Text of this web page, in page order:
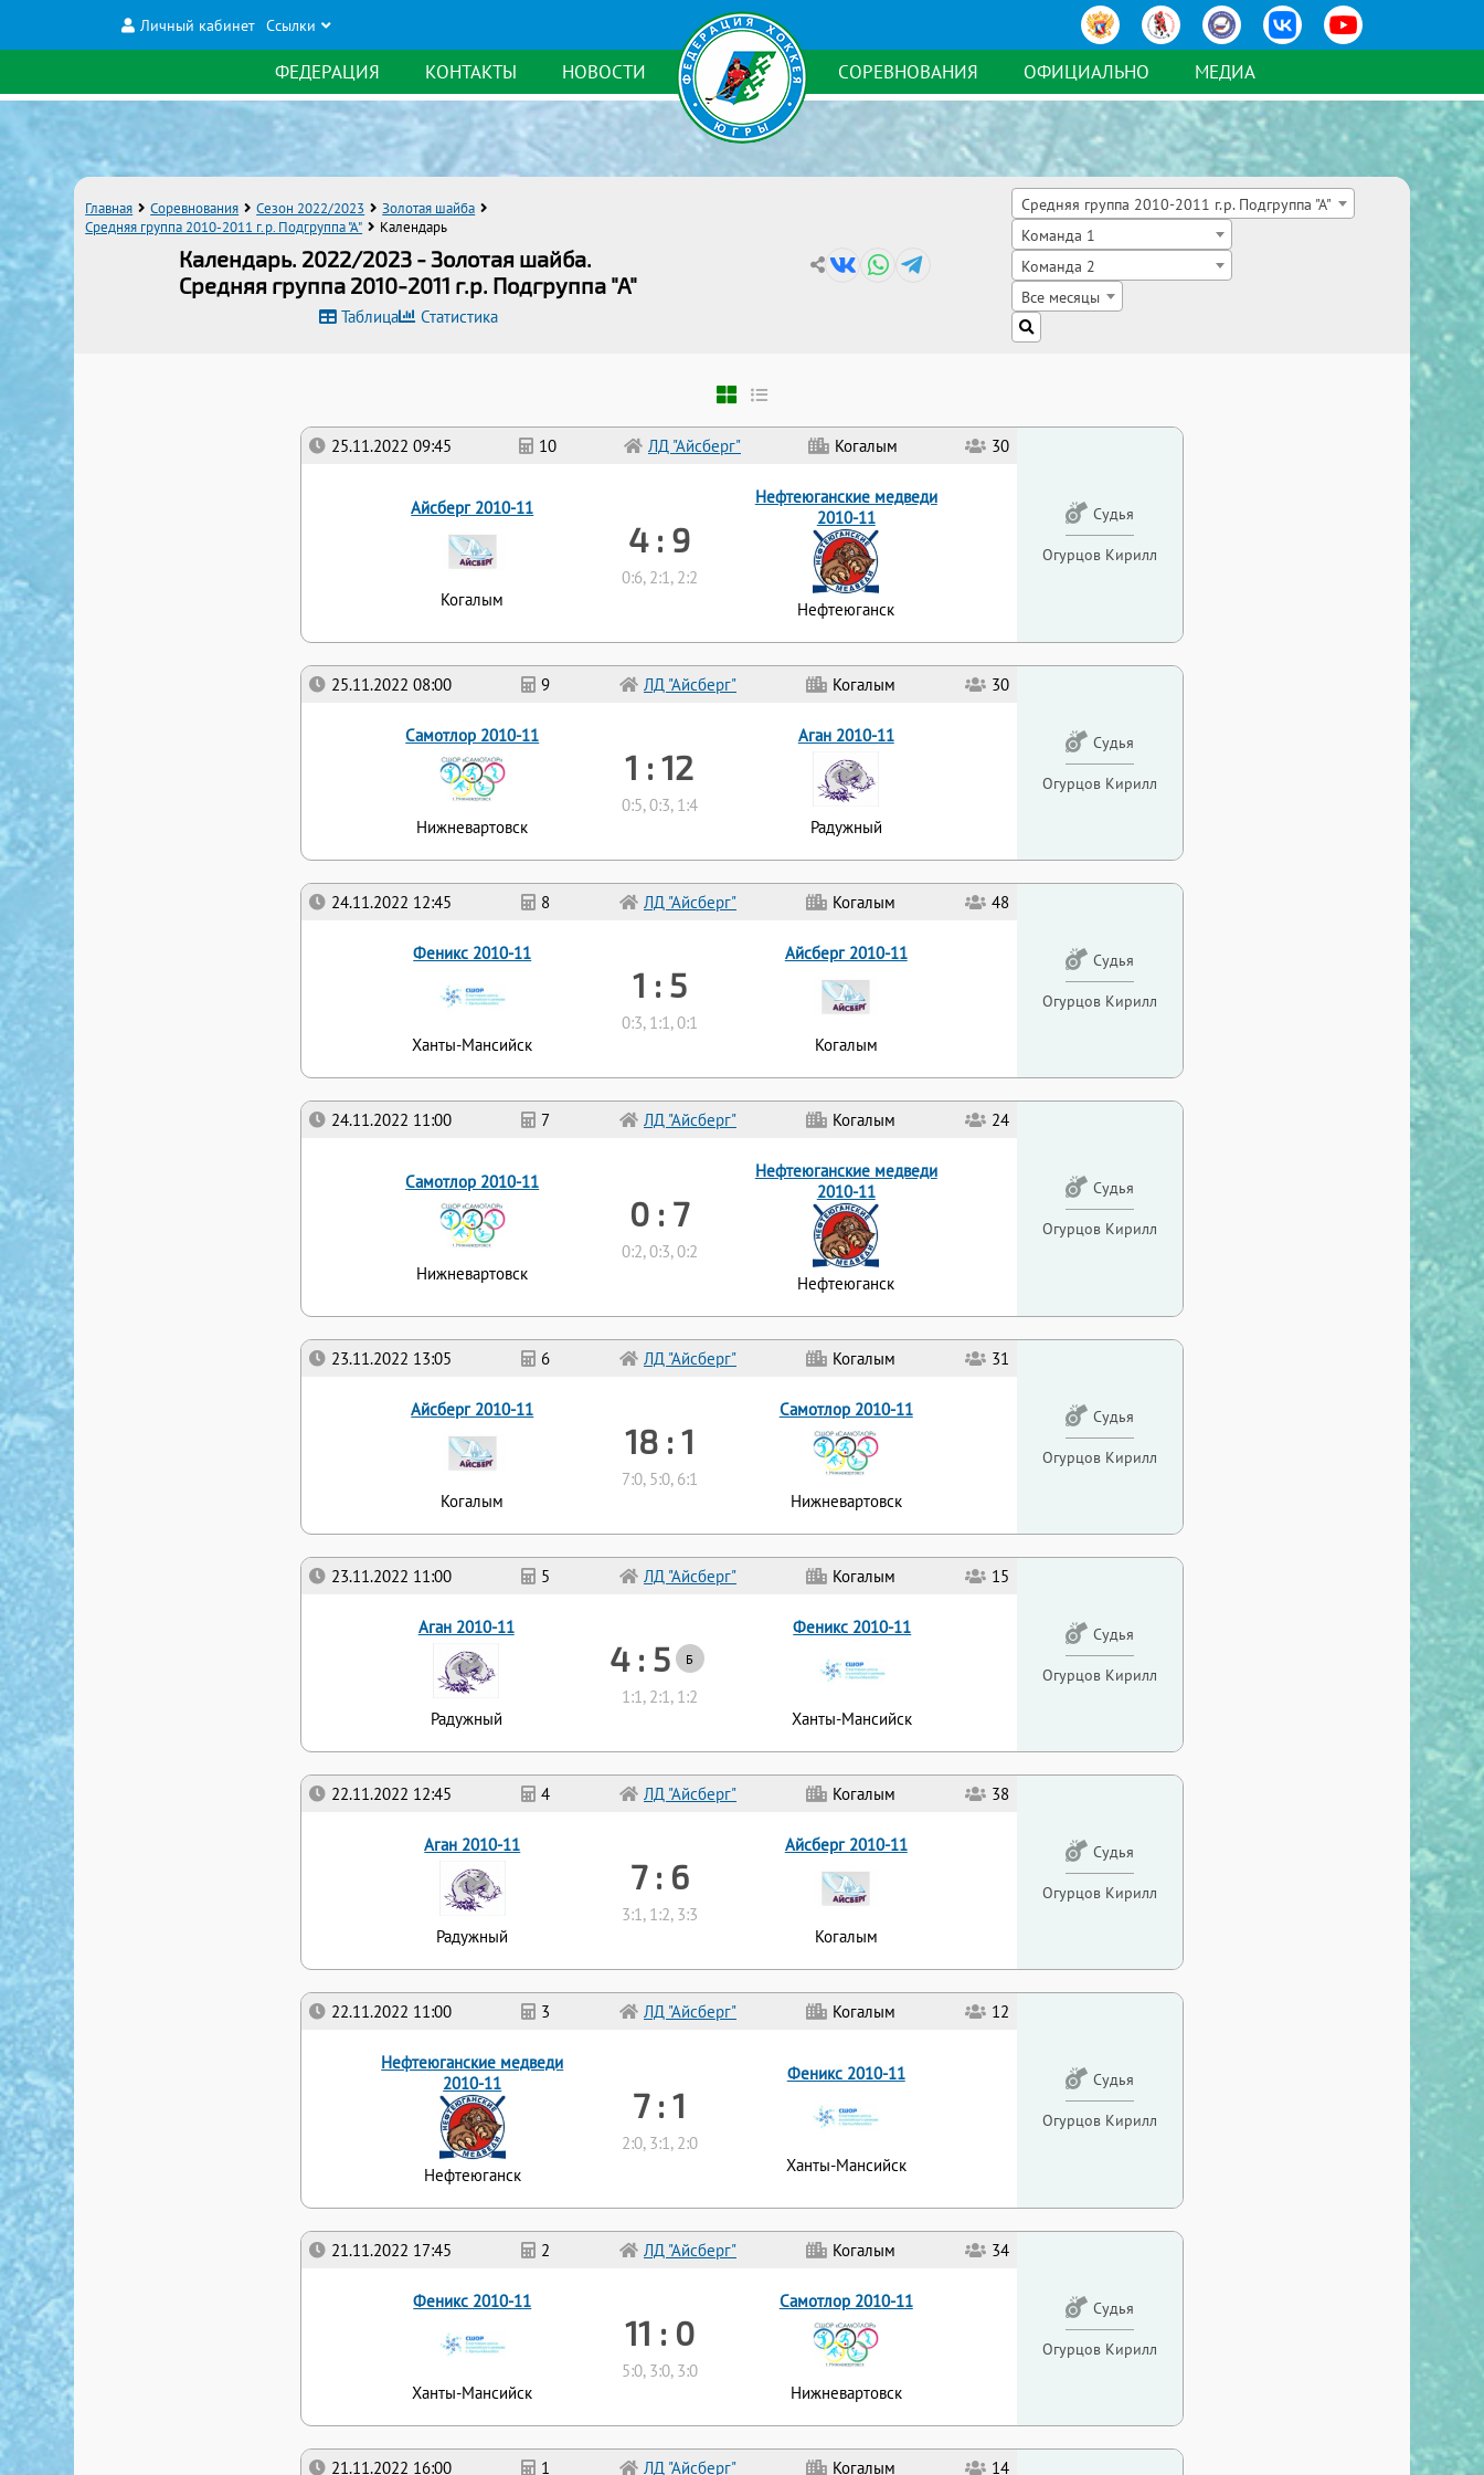
Личный кабинет Ссылки
ФЕДЕРАЦИЯ КОНТАКТЫ НОВОСТИ СОРЕВНОВАНИЯ ОФИЦИАЛЬНО МЕДИА
Главная Соревнования Сезон 2022/2023
Золотая шайба
Средняя группа 2010-2011 г.р. Подгруппа "А"
Календарь
Календарь. 2022/2023 - Золотая шайба.
Средняя группа 2010-2011 г.р. Подгруппа "А"
Таблица Статистика
Средняя группа 2010-2011 г.р. Подгруппа "А"
Команда 1
Команда 2
Все месяцы
21.11.2022 16:00 1 ЛД "Айсберг" Когалым 14
21.11.2022 17:45 2 ЛД "Айсберг" Когалым 34
Феникс 2010-11
Ханты-Мансийск
11 : 0
5:0, 3:0, 3:0
Самотлор 2010-11
Нижневартовск
Судья
Огурцов Кирилл
22.11.2022 11:00 3 ЛД "Айсберг" Когалым 12
Нефтеюганские медведи
2010-11
Нефтеюганск
7 : 1
2:0, 3:1, 2:0
Феникс 2010-11
Ханты-Мансийск
Судья
Огурцов Кирилл
22.11.2022 12:45 4 ЛД "Айсберг" Когалым 38
Аган 2010-11
Радужный
7 : 6
3:1, 1:2, 3:3
Айсберг 2010-11
Когалым
Судья
Огурцов Кирилл
23.11.2022 11:00 5 ЛД "Айсберг" Когалым 15
Аган 2010-11
Радужный
4 : 5 Б
1:1, 2:1, 1:2
Феникс 2010-11
Ханты-Мансийск
Судья
Огурцов Кирилл
23.11.2022 13:05 6 ЛД "Айсберг" Когалым 31
Айсберг 2010-11
Когалым
18 : 1
7:0, 5:0, 6:1
Самотлор 2010-11
Нижневартовск
Судья
Огурцов Кирилл
24.11.2022 11:00 7 ЛД "Айсберг" Когалым 24
Самотлор 2010-11
Нижневартовск
0 : 7
0:2, 0:3, 0:2
Нефтеюганские медведи
2010-11
Нефтеюганск
Судья
Огурцов Кирилл
24.11.2022 12:45 8 ЛД "Айсберг" Когалым 48
Феникс 2010-11
Ханты-Мансийск
1 : 5
0:3, 1:1, 0:1
Айсберг 2010-11
Когалым
Судья
Огурцов Кирилл
25.11.2022 08:00 9 ЛД "Айсберг" Когалым 30
Самотлор 2010-11
Нижневартовск
1 : 12
0:5, 0:3, 1:4
Аган 2010-11
Радужный
Судья
Огурцов Кирилл
25.11.2022 09:45 10 ЛД "Айсберг" Когалым 30
Айсберг 2010-11
Когалым
4 : 9
0:6, 2:1, 2:2
Нефтеюганские медведи
2010-11
Нефтеюганск
Судья
Огурцов Кирилл